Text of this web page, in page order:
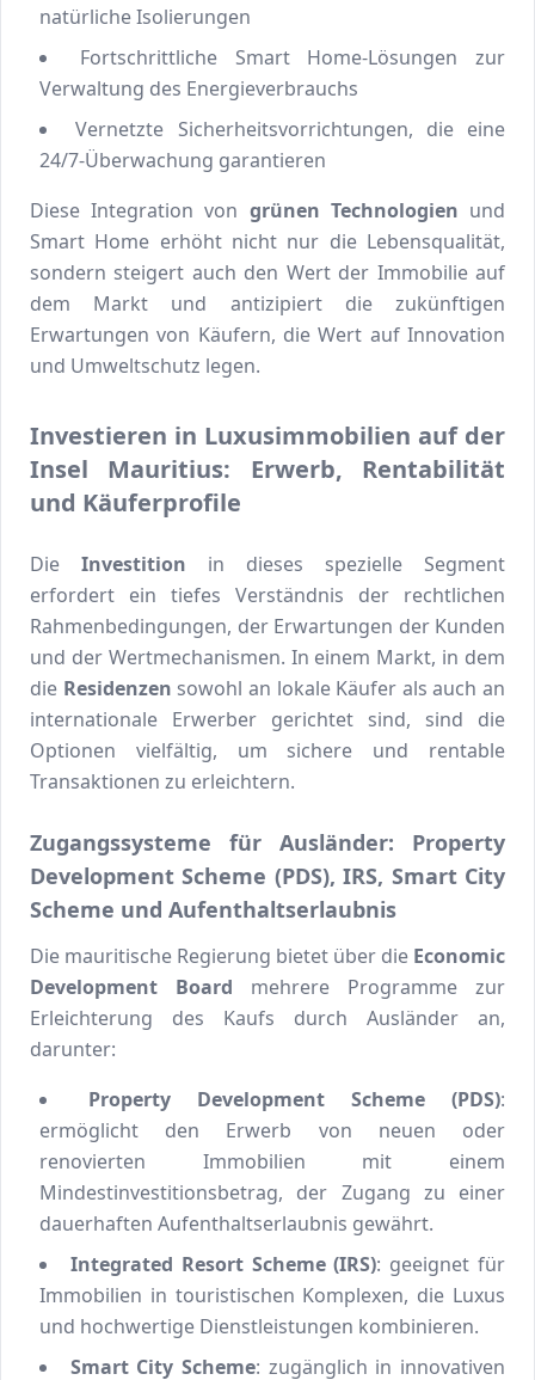
natürliche Isolierungen
Fortschrittliche Smart Home-Lösungen zur
Verwaltung des Energieverbrauchs
Vernetzte Sicherheitsvorrichtungen, die eine
24/7-Überwachung garantieren
Diese Integration von grünen Technologien und
Smart Home erhöht nicht nur die Lebensqualität,
sondern steigert auch den Wert der Immobilie auf
dem Markt und antizipiert die zukünftigen
Erwartungen von Käufern, die Wert auf Innovation
und Umweltschutz legen.
Investieren in Luxusimmobilien auf der
Insel Mauritius: Erwerb, Rentabilität
und Käuferprofile
Die Investition in dieses spezielle Segment
erfordert ein tiefes Verständnis der rechtlichen
Rahmenbedingungen, der Erwartungen der Kunden
und der Wertmechanismen. In einem Markt, in dem
die Residenzen sowohl an lokale Käufer als auch an
internationale Erwerber gerichtet sind, sind die
Optionen vielfältig, um sichere und rentable
Transaktionen zu erleichtern.
Zugangssysteme für Ausländer: Property
Development Scheme (PDS), IRS, Smart City
Scheme und Aufenthaltserlaubnis
Die mauritische Regierung bietet über die Economic
Development Board mehrere Programme zur
Erleichterung des Kaufs durch Ausländer an,
darunter:
Property Development Scheme (PDS):
ermöglicht den Erwerb von neuen oder
renovierten Immobilien mit einem
Mindestinvestitionsbetrag, der Zugang zu einer
dauerhaften Aufenthaltserlaubnis gewährt.
Integrated Resort Scheme (IRS): geeignet für
Immobilien in touristischen Komplexen, die Luxus
und hochwertige Dienstleistungen kombinieren.
Smart City Scheme: zugänglich in innovativen